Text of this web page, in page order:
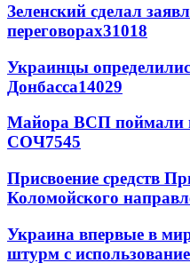
Зеленский сделал
переговорах31018
Украинцы
Донбасса14029
Майора ВСП поймали
СОЧ7545
Присвоение средств
Коломойского
Украина впервые в
штурм с